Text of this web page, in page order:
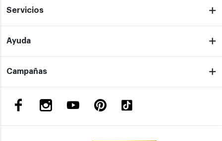
Servicios
Ayuda
Campañas